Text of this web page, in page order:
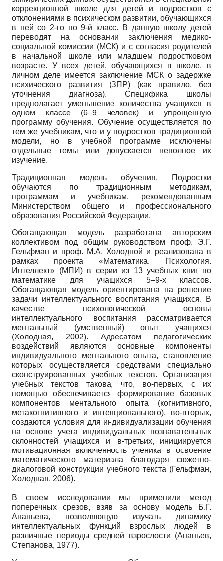
коррекционной школе для детей и подростков с
отклонениями в психическом развитии, обучающихся
в ней со 2-го по 9-й класс. В данную школу детей
переводят на основании заключения медико-
социальной комиссии (МСК) и с согласия родителей
в начальной школе или младшем подростковом
возрасте. У всех детей, обучающихся в школе, в
личном деле имеется заключение МСК о задержке
психического развития (ЗПР) (как правило, без
уточнения диагноза). Специфика школы
предполагает уменьшение количества учащихся в
одном классе (6–9 человек) и упрощенную
программу обучения. Обучение осуществляется по
тем же учебникам, что и у подростков традиционной
модели, но в учебной программе исключены
отдельные темы или допускается неполное их
изучение.
Традиционная модель обучения. Подростки
обучаются по традиционным методикам,
программам и учебникам, рекомендованным
Министерством общего и профессионального
образования Российской Федерации.
Обогащающая модель разработана авторским
коллективом под общим руководством проф. Э.Г.
Гельфман и проф. М.А. Холодной и реализована в
рамках проекта «Математика. Психология.
Интеллект» (МПИ) в серии из 13 учебных книг по
математике для учащихся 5–9-х классов.
Обогащающая модель ориентирована на решение
задачи интеллектуального воспитания учащихся. В
качестве психологической основы
интеллектуального воспитания рассматривается
ментальный (умственный) опыт учащихся
(Холодная, 2002). Адресатом педагогических
воздействий являются основные компоненты
индивидуального ментального опыта, становление
которых осуществляется средствами специально
сконструированных учебных текстов. Организация
учебных текстов такова, что, во-первых, с их
помощью обеспечивается формирование базовых
компонентов ментального опыта (когнитивного,
метакогнитивного и интенционального), во-вторых,
создаются условия для индивидуализации обучения
на основе учета индивидуальных познавательных
склонностей учащихся и, в-третьих, инициируется
мотивационная включенность ученика в освоение
математического материала благодаря сюжетно-
диалоговой конструкции учебного текста (Гельфман,
Холодная, 2006).
В своем исследовании мы применили метод
поперечных срезов, взяв за основу модель Б.Г.
Ананьева, позволяющую изучать динамику
интеллектуальных функций взрослых людей в
различные периоды средней взрослости (Ананьев,
Степанова, 1977).